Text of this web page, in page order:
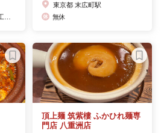
東京都 末広町駅
無休
頂上麺 筑紫樓 ふかひれ麺専
門店 八重洲店